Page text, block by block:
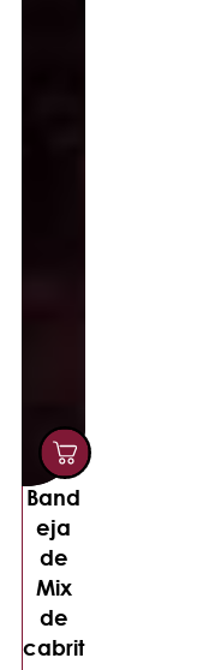
Band
eja
de
Mix
de
cabrit